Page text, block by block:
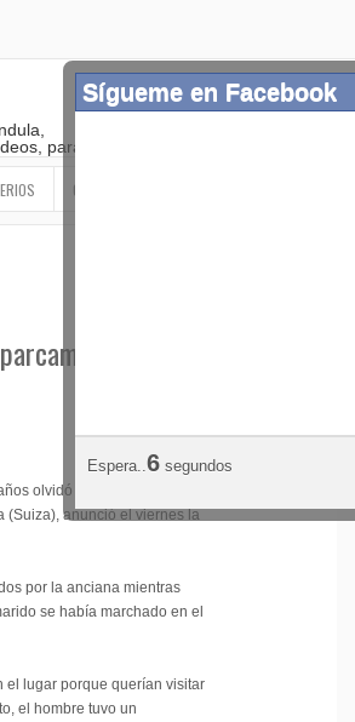
paranormal
OTROS
en
olvidó a su
(Suiza), anunció el viernes la
por la anciana mientras
se había marchado en el
el lugar porque querían visitar
el hombre tuvo un
Sígueme en Facebook
Espera..3 segundos